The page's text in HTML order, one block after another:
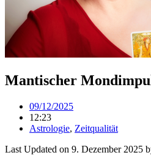
Mantischer
09/12/2025
12:23
Astrologie, Zeitqualität
Last Updated on 9. Dezember 2025